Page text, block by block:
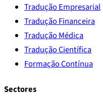
Tradução Empresarial
Tradução Financeira
Tradução Médica
Tradução Científica
Formação Contínua
Sectores